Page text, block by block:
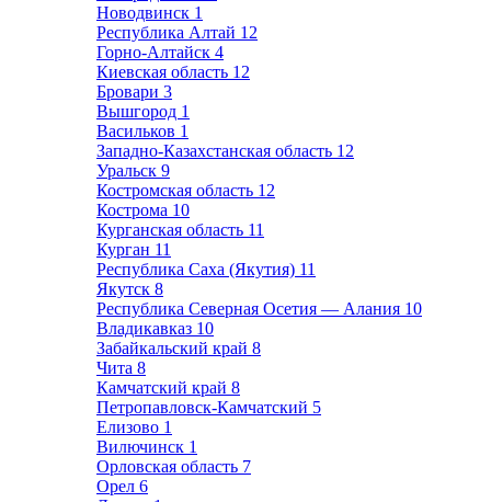
Новодвинск 1
Республика Алтай 12
Горно-Алтайск 4
Киевская область 12
Бровари 3
Вышгород 1
Васильков 1
Западно-Казахстанская область 12
Уральск 9
Костромская область 12
Кострома 10
Курганская область 11
Курган 11
Республика Саха (Якутия) 11
Якутск 8
Республика Северная Осетия — Алания 10
Владикавказ 10
Забайкальский край 8
Чита 8
Камчатский край 8
Петропавловск-Камчатский 5
Елизово 1
Вилючинск 1
Орловская область 7
Орел 6